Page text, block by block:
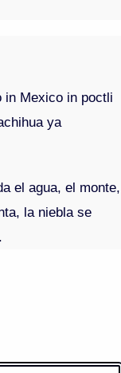
in Mexico in poctli
ya
el agua, el monte,
la niebla se